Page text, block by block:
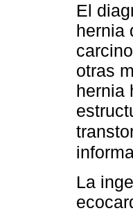
El
hernia
otras
hernia
La